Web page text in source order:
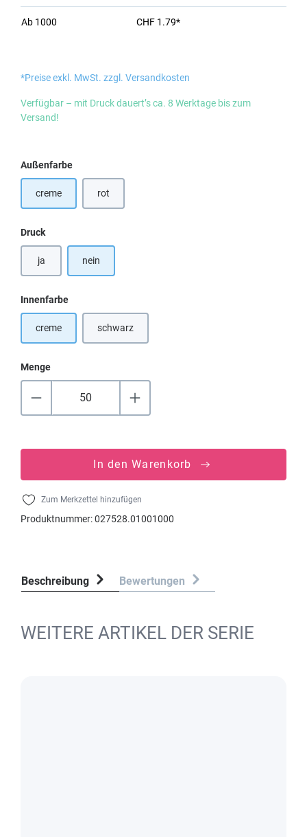
Ab 1000 CHF 1.79*
*Preise exkl. MwSt. zzgl. Versandkosten
Verfügbar – mit Druck dauert’s ca. 8 Werktage bis zum
Versand!
Außenfarbeauswählen
creme rot(Diese Option ist zurzeit nicht verfügbar.)
Druckauswählen
ja nein
Innenfarbeauswählen
creme schwarz(Diese Option ist zurzeit nicht verfügbar.)
Menge
In den Warenkorb
Zum Merkzettel hinzufügen
Produktnummer:027528.01001000
Beschreibung Bewertungen
WEITERE ARTIKEL DER SERIE